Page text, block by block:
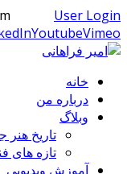
User Login
YoutubeVimeo
خانه
درباره من
وبلاگ
تاریخ هنر
تازه های
آموزش ویدیویی